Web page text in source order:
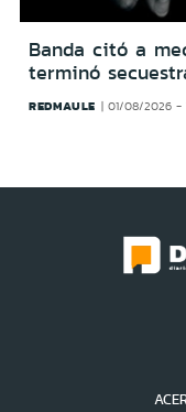
Banda citó a
terminó
REDMAULE 01/08/2026 -